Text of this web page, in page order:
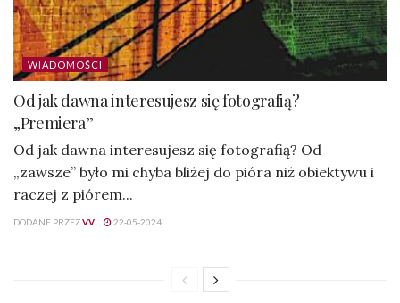
WIADOMOŚCI
Od jak dawna interesujesz się fotografią? –
„Premiera”
Od jak dawna interesujesz się fotografią? Od
„zawsze” było mi chyba bliżej do pióra niż obiektywu i
raczej z piórem...
DODANE PRZEZVV 22-05-2024